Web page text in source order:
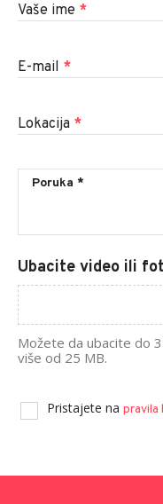
Vaše ime *
E-mail *
Lokacija *
Ubacite video ili
Možete da ubacite do
više od 25 MB.
Pristajete na pravila